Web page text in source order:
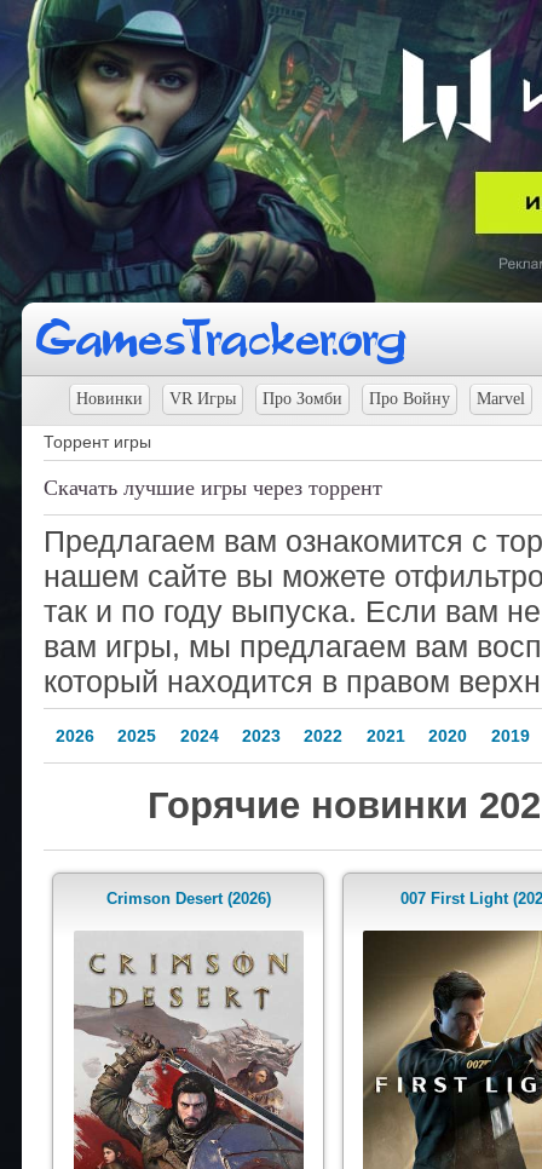
Новинки VR Игры Про Зомби Про Войну Marvel
Торрент игры
Скачать лучшие игры через торрент
Предлагаем вам ознакомится с
нашем сайте вы можете
так и по году выпуска. Если вам
вам игры, мы предлагаем вам
который находится в правом
2026 2025 2024 2023 2022 2021 2020 2019
Горячие новинки
Crimson Desert (2026) 007 First Light